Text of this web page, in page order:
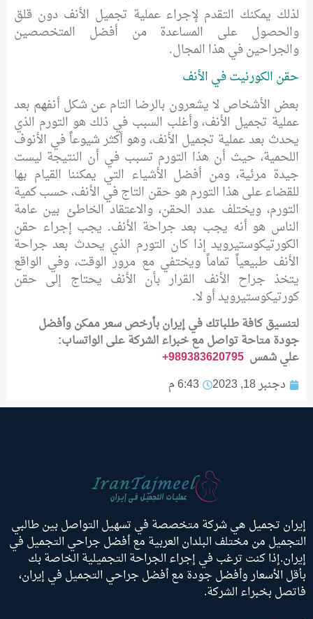
لذلك يمكنك التقدم لإجراء عملية تجميل الأنف دون قلق
والحصول على المساعدة من أفضل المتخصصين
والجراحين في هذا المجال.
حقن الكورنيت في الأنف
بعض الأشخاص لا يشعرون بالرضا التام عن شكل أنفهم بعد
عملية تجميل الأنف، وأغلب السبب في ذلك هو التورم الذي
يحدث بعد عملية تجميل الأنف، وهو أكثر شيوعاً في الأنوف
اللحمية، حيث أن هذا التورم تسبب في أن النتيجة ليست
جيدة مرئية، ومن أفضل الأشياء التي يمكننا القيام بها
للقضاء على هذا التورم هو حقن التاج في الأنف، حسب كمية
التورم، ويختلف عدد الحقن، والاعتقاد الخاطئ بين عامة
الناس هو أنه يجب بعد جراحة الأنف. يجب إجراء حقن
الكورتيكوستيرويد إذا كان التورم الذي يحدث بعد جراحة
الأنف طبيعياً تماماً ويختفي مع مرور الوقت، وفي الواقع
يتخذ جراح الأنف القرار بأن الأنف يحتاج إلى حقن
كورتيكوستيرويد أو لا.
لتنسیق كافة طلباتك في إيران بأرخص سعر ممكن وأفضل
جودة متاحة تواصل مع خبراء الشركة على الواتساب:
علي شمس989383620795
+
دجنبر 18, 2023
6:43 م
تجميل هي شركة متخصصة في تسهيل التواصل بين طالبي
من مختلف البلدان العربية مع أفضل جراحي التجميل في
كنت ترغب في إجراء الجراحة التجميلية الخاصة بك
الأسعار وأفضل جودة مع أفضل جراحي التجميل في إيران،
بخبراء الشركة.